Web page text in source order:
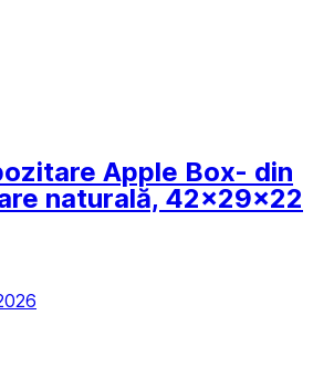
Apple Box- din
naturală, 42x29x22